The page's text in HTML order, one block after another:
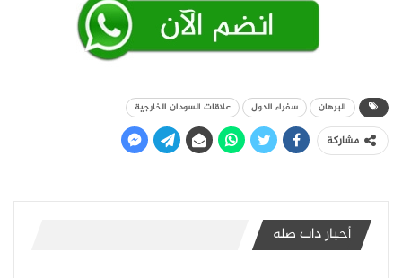
البرهان سفراء الدول علاقات السودان الخارجية
مشاركة
أخبار ذات صلة